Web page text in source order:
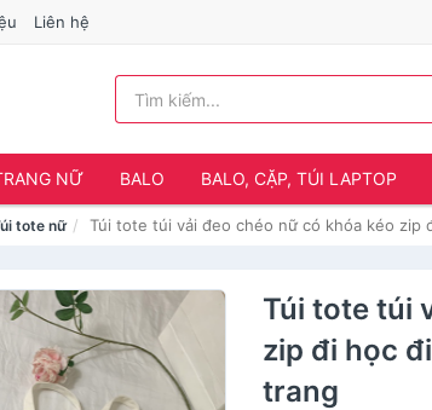
Liên hệ
NỮ BALO BALO, CẶP, TÚI LAPTOP
tote nữ Túi tote túi vải đeo chéo nữ có khóa kéo zip
Túi tote túi
zip đi học
trang